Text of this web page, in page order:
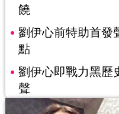
饒
劉伊心前特助首
點
劉伊心即戰力黑
聲